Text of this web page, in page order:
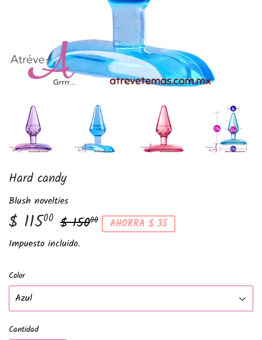
Hard candy
Blush novelties
$ 11500 $ 15000 Precio
$
Precio
$ AHORRA $ 35
Impuesto incluido.
Color
Cantidad